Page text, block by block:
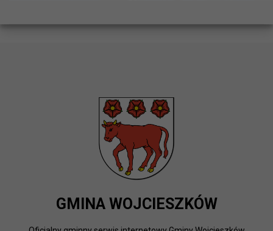
GMINA WOJCIESZKÓW